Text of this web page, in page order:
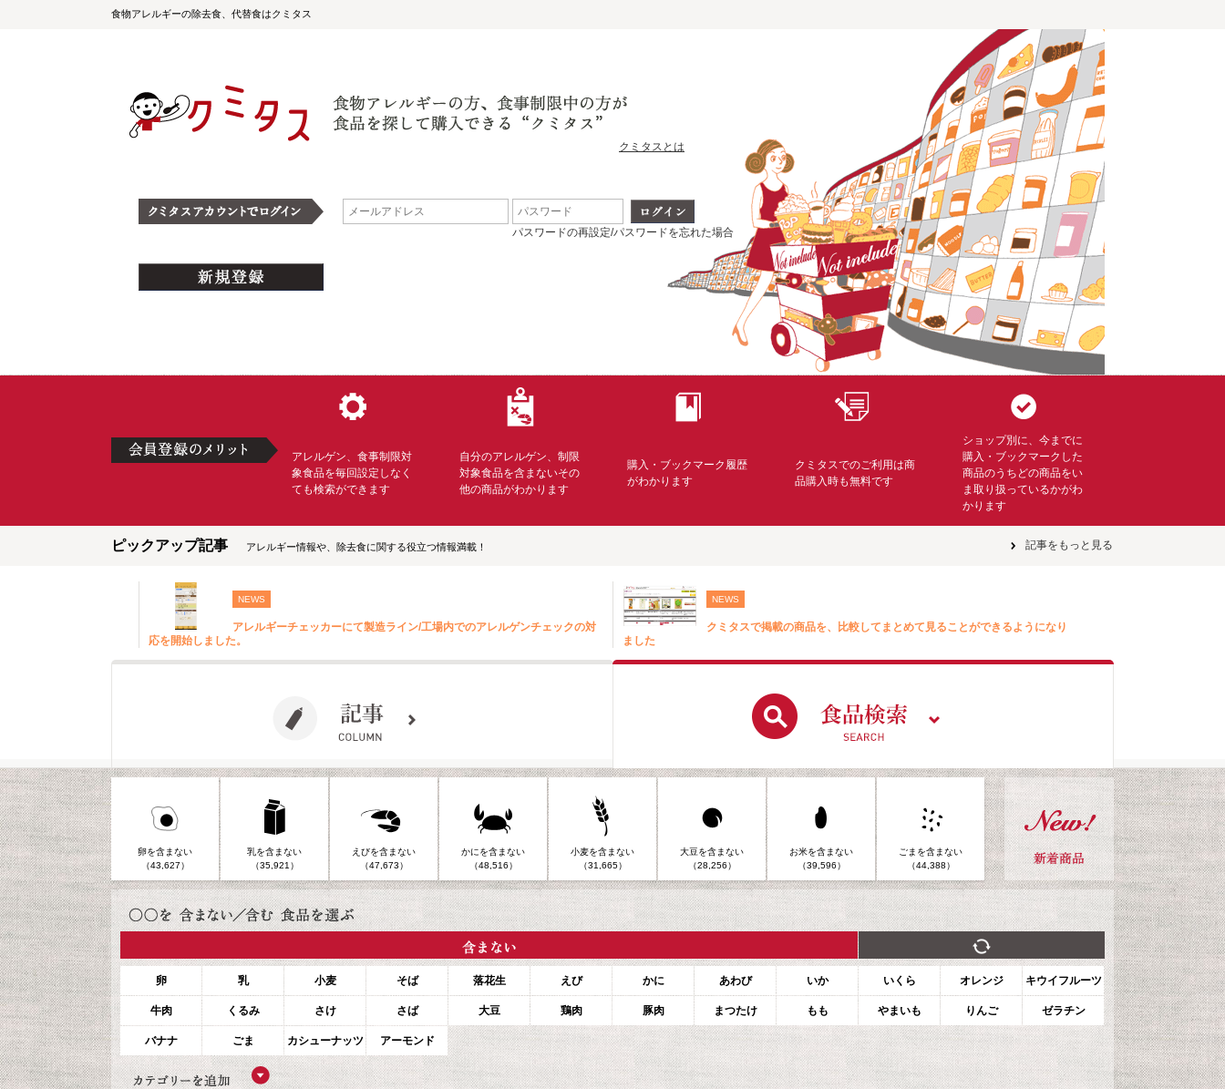
食物アレルギーの除去食、代替食はクミタス
クミタスとは
パスワードの再設定/パスワードを忘れた場合
アレルゲン、食事制限対
象食品を毎回設定しなく
ても検索ができます
自分のアレルゲン、制限
対象食品を含まないその
他の商品がわかります
購入・ブックマーク履歴
がわかります
クミタスでのご利用は商
品購入時も無料です
ショップ別に、今までに
購入・ブックマークした
商品のうちどの商品をい
ま取り扱っているかがわ
かります
ピックアップ記事 アレルギー情報や、除去食に関する役立つ情報満載！ 記事をもっと見る
NEWS
アレルギーチェッカーにて製造ライン/工場内でのアレルゲンチェックの対
応を開始しました。
NEWS
クミタスで掲載の商品を、比較してまとめて見ることができるようになり
ました
卵を含まない
（43,627）
乳を含まない
（35,921）
えびを含まない
（47,673）
かにを含まない
（48,516）
小麦を含まない
（31,665）
大豆を含まない
（28,256）
お米を含まない
（39,596）
ごまを含まない
（44,388）
卵 乳 小麦 そば 落花生 えび かに あわび いか いくら オレンジ キウイフルーツ
牛肉 くるみ さけ さば 大豆 鶏肉 豚肉 まつたけ もも やまいも りんご ゼラチン
バナナ ごま カシューナッツ アーモンド